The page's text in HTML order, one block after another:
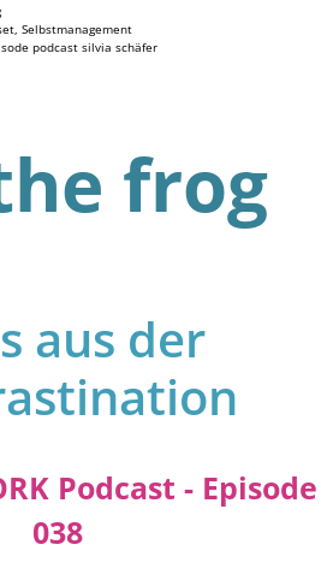
, Selbstmanagement
frog
aus der
Podcast - Episode
038